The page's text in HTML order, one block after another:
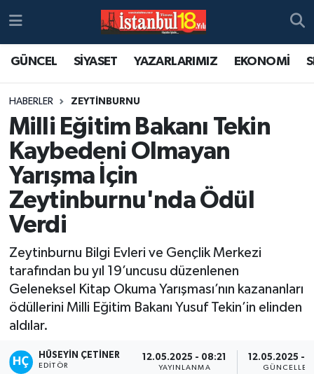
GÜNCEL SİYASET YAZARLARIMIZ EKONOMİ
HABERLER ZEYTİNBURNU
Milli Eğitim Bakanı Tekin
Kaybedeni Olmayan
Yarışma İçin
Zeytinburnu'nda Ödül
Verdi
Zeytinburnu Bilgi Evleri ve Gençlik Merkezi
tarafından bu yıl 19’uncusu düzenlenen
Geleneksel Kitap Okuma Yarışması’nın kazananları
ödüllerini Milli Eğitim Bakanı Yusuf Tekin’in elinden
aldılar.
HÜSEYIN ÇETINER
EDITÖR
12.05.2025 - 08:21
YAYINLANMA
12.05.2025 -